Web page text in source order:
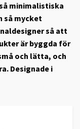
minimalistiska
så mycket
så att
är byggda för
och lätta, och
Designade i